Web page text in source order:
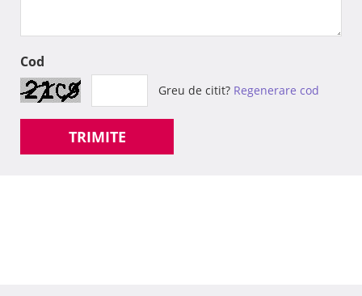
Cod
Greu de citit? Regenerare cod
TRIMITE